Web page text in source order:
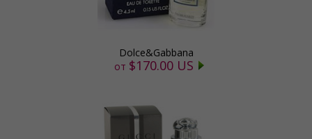
Dolce&Gabbana
от $170.00 US